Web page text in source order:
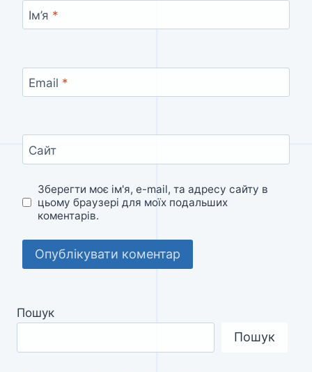
Ім’я *
Email *
Сайт
Зберегти моє ім'я, e-mail, та адресу сайту в
цьому браузері для моїх подальших
коментарів.
Пошук
Пошук